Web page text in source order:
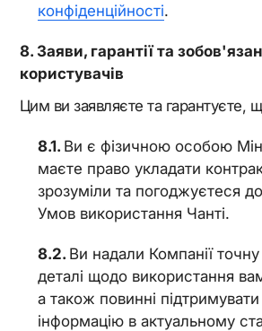
конфіденційності.
Заяви, гарантії та
користувачів
Цим ви заявляєте та гарантуєте,
Ви є фізичною особою
маєте право укладати
зрозуміли та погоджуєтеся
Умов використання Чанті.
Ви надали Компанії
деталі щодо використання
а також повинні
інформацію в актуальному